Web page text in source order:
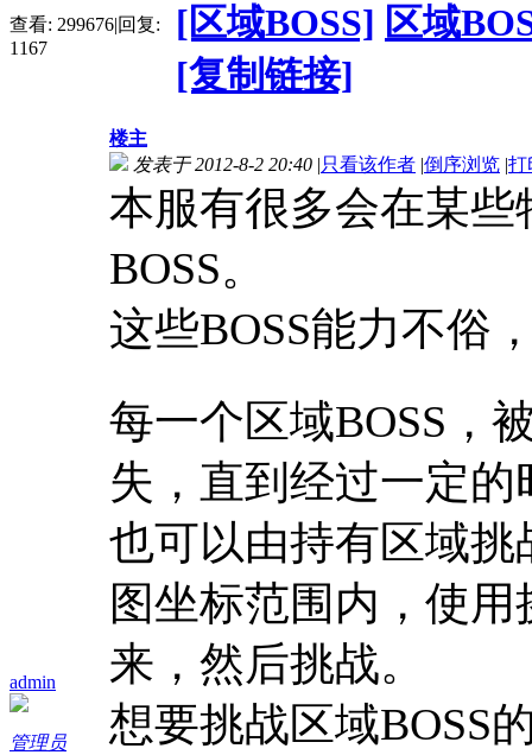
查看: 299676|回复:
1167
[区域BOSS] 区域
[复制链接]
admin
管理员
楼主
发表于 2012-8-2 20:40 |只看该作者 |倒序浏览 |打
本服有很多会在某
BOSS。
这些BOSS能力不俗
每一个区域BOSS，
失，直到经过一定
也可以由持有区域挑
图坐标范围内，使用
来，然后挑战。
想要挑战区域BOSS